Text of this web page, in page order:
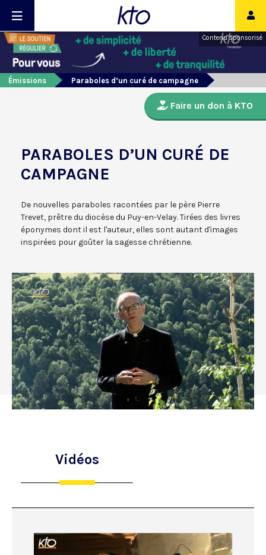
Contenu sponsorisé
Émissions Paraboles d’un curé de campagne
Faire un don à KTO
PARABOLES D’UN CURÉ DE
CAMPAGNE
De nouvelles paraboles racontées par le père Pierre
Trevet, prêtre du diocèse du Puy-en-Velay. Tirées des livres
éponymes dont il est l'auteur, elles sont autant d'images
inspirées pour goûter la sagesse chrétienne.
Vidéos